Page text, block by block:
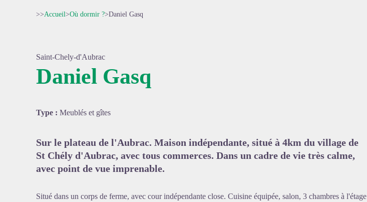
>>Accueil>Où dormir ?>Daniel Gasq
Saint-Chely-d'Aubrac
Daniel Gasq
Type : Meublés et gîtes
Sur le plateau de l'Aubrac. Maison indépendante, situé à 4km du village de
St Chély d'Aubrac, avec tous commerces. Dans un cadre de vie très calme,
avec point de vue imprenable.
Situé dans un corps de ferme, avec cour indépendante close. Cuisine équipée, salon, 3 chambres à l'étage